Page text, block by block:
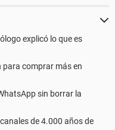
explicó lo que es
para comprar más en
sin borrar la
de 4.000 años de